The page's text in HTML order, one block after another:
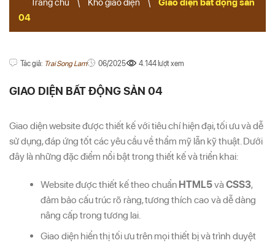
Trang chủ \ Kho giao diện \
Giao diện bất động sản
04
Tác giả: Trai Song Lam 06/2025 4.144 lượt xem
GIAO DIỆN BẤT ĐỘNG SẢN 04
Giao diện website được thiết kế với tiêu chí hiện đại, tối ưu và dễ
sử dụng, đáp ứng tốt các yêu cầu về thẩm mỹ lẫn kỹ thuật. Dưới
đây là những đặc điểm nổi bật trong thiết kế và triển khai:
Website được thiết kế theo chuẩn HTML5vàCSS3,
đảm bảo cấu trúc rõ ràng, tương thích cao và dễ dàng
nâng cấp trong tương lai.
Giao diện hiển thị tối ưu trên mọi thiết bị và trình duyệt